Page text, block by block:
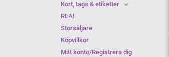
Kort, tags & etiketter
REA!
Storsäljare
Köpvillkor
Mitt konto/Registrera dig